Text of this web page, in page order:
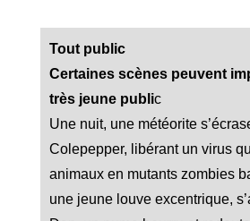
Tout public
Certaines scènes peuvent
très jeune public
Une nuit, une météorite
Colepepper, libérant un virus
animaux en mutants zombies
une jeune louve excentrique,